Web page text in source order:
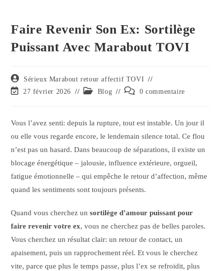
Faire Revenir Son Ex: Sortilège
Puissant Avec Marabout TOVI
Sérieux Marabout retour affectif TOVI
27 février 2026
Blog 0 commentaire
Vous l’avez senti: depuis la rupture, tout est instable. Un jour il
ou elle vous regarde encore, le lendemain silence total. Ce flou
n’est pas un hasard. Dans beaucoup de séparations, il existe un
blocage énergétique – jalousie, influence extérieure, orgueil,
fatigue émotionnelle – qui empêche le retour d’affection, même
quand les sentiments sont toujours présents.
Quand vous cherchez unsortilège d’amour puissant pour
faire revenir votre ex, vous ne cherchez pas de belles paroles.
Vous cherchez un résultat clair: un retour de contact, un
apaisement, puis un rapprochement réel. Et vous le cherchez
vite, parce que plus le temps passe, plus l’ex se refroidit, plus